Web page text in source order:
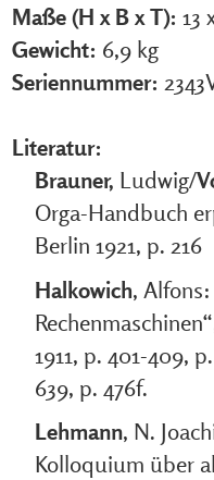
Maße (H x B x T): 13
Gewicht: 6,9 kg
Seriennummer:
Literatur:
Brauner, Ludwig/
Orga-Handbuch
Berlin 1921, p. 216
Halkowich,
1911, p. 401-409,
639, p. 476f.
Lehmann, N.
Kolloquium über